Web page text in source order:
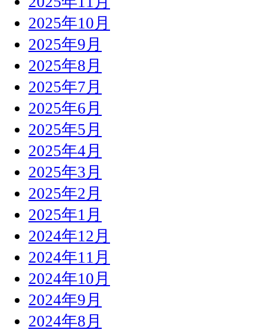
2025年10月
2025年9月
2025年8月
2025年7月
2025年6月
2025年5月
2025年4月
2025年3月
2025年2月
2025年1月
2024年12月
2024年11月
2024年10月
2024年9月
2024年8月